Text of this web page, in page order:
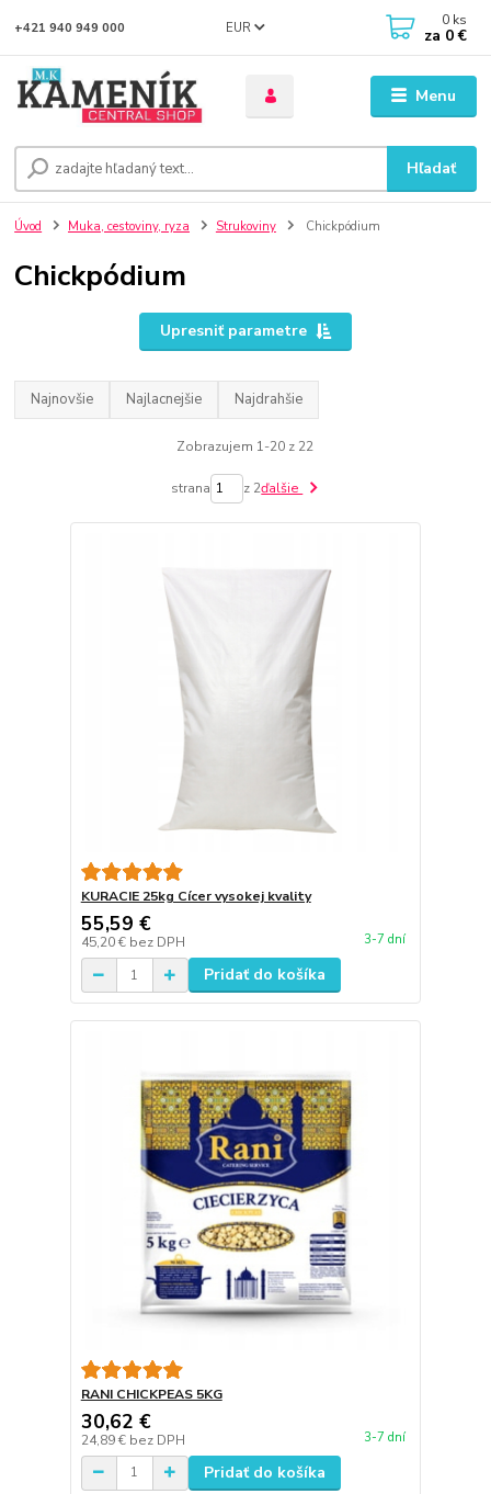
Menu
EUR
Hľadať
+421 940 949 000 0 ks
za 0 €
Úvod Muka, cestoviny, ryza Strukoviny Chickpódium
Chickpódium
Upresniť parametre
Najnovšie Najlacnejšie Najdrahšie
Zobrazujem 1-20 z 22
strana z 2ďalšie
KURACIE 25kg Cícer vysokej kvality
55,59 €
45,20 € bez DPH 3-7 dní
Pridať do košíka
RANI CHICKPEAS 5KG
30,62 €
24,89 € bez DPH 3-7 dní
Pridať do košíka